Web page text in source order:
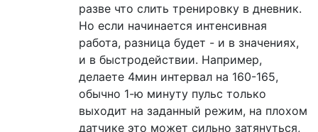
разве что слить тренировку в дневник.
Но если начинается интенсивная
работа, разница будет - и в значениях,
и в быстродействии. Например,
делаете 4мин интервал на 160-165,
обычно 1-ю минуту пульс только
выходит на заданный режим, на плохом
датчике это может сильно затянуться,